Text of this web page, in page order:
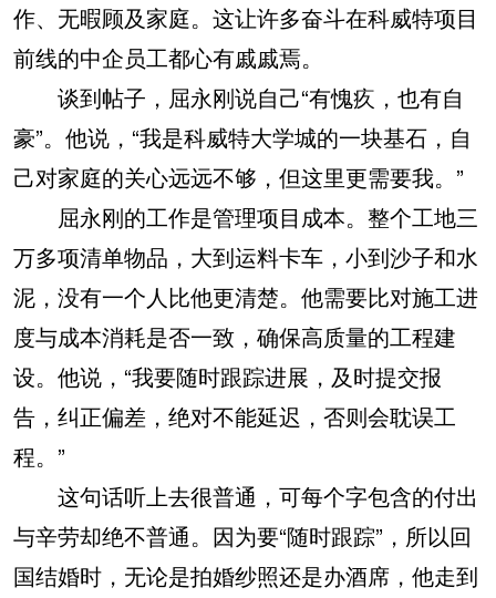
作、无暇顾及家庭。这让许多奋斗在科威特项目
前线的中企员工都心有戚戚焉。
谈到帖子，屈永刚说自己“有愧疚，也有自
豪”。他说，“我是科威特大学城的一块基石，自
己对家庭的关心远远不够，但这里更需要我。”
屈永刚的工作是管理项目成本。整个工地三
万多项清单物品，大到运料卡车，小到沙子和水
泥，没有一个人比他更清楚。他需要比对施工进
度与成本消耗是否一致，确保高质量的工程建
设。他说，“我要随时跟踪进展，及时提交报
告，纠正偏差，绝对不能延迟，否则会耽误工
程。”
这句话听上去很普通，可每个字包含的付出
与辛劳却绝不普通。因为要“随时跟踪”，所以回
国结婚时，无论是拍婚纱照还是办酒席，他走到